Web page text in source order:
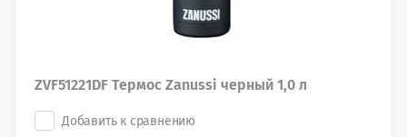
ZVF51221DF Термос Zanussi черный 1,0 л
Добавить к сравнению